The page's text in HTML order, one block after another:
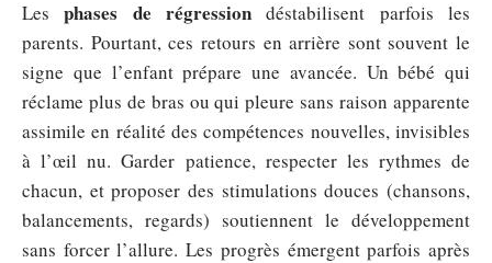
Lesphases de régression déstabilisent parfois les
parents. Pourtant, ces retours en arrière sont souvent le
signe que l’enfant prépare une avancée. Un bébé qui
réclame plus de bras ou qui pleure sans raison apparente
assimile en réalité des compétences nouvelles, invisibles
à l’œil nu. Garder patience, respecter les rythmes de
chacun, et proposer des stimulations douces (chansons,
balancements, regards) soutiennent le développement
sans forcer l’allure. Les progrès émergent parfois après